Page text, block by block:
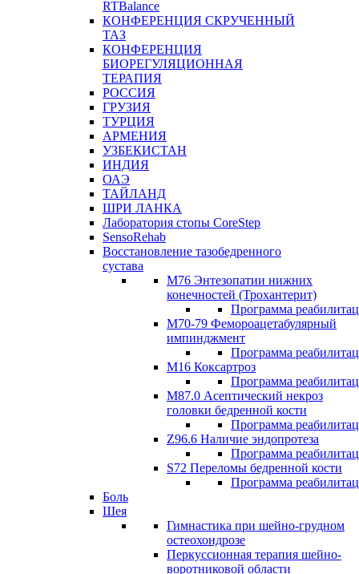
RTBalance
КОНФЕРЕНЦИЯ СКРУЧЕННЫЙ
ТАЗ
КОНФЕРЕНЦИЯ
БИОРЕГУЛЯЦИОННАЯ
ТЕРАПИЯ
РОССИЯ
ГРУЗИЯ
ТУРЦИЯ
АРМЕНИЯ
УЗБЕКИСТАН
ИНДИЯ
ОАЭ
ТАЙЛАНД
ШРИ ЛАНКА
Лаборатория стопы CoreStep
SensoRehab
Восстановление тазобедренного
сустава
М76 Энтезопатии нижних
конечностей (Трохантерит)
Программа
М70-79 Фемороацетабулярный
импинджмент
Программа
M16 Коксартроз
Программа
М87.0 Асептический некроз
головки бедренной кости
Программа
Z96.6 Наличие эндопротеза
Программа
S72 Переломы бедренной кости
Программа
Боль
Шея
Гимнастика при шейно-грудном
остеохондрозе
Перкуссионная терапия шейно-
воротниковой области